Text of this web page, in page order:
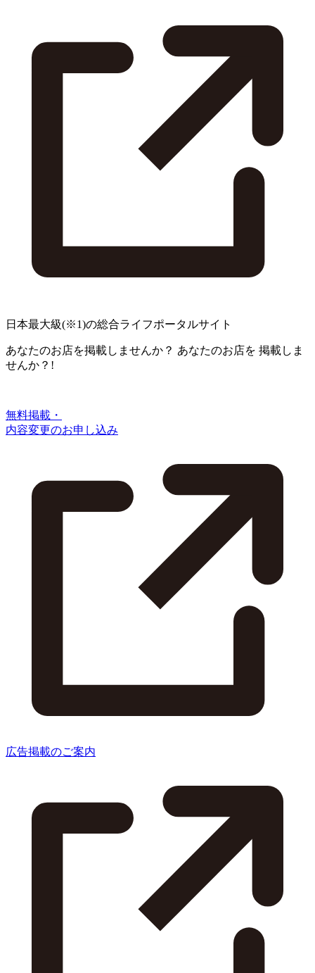
日本最大級(※1)の総合ライフポータルサイト
あなたのお店を掲載しませんか？ あなたのお店を 掲載しま
せんか？!
無料掲載・
内容変更のお申し込み
広告掲載のご案内